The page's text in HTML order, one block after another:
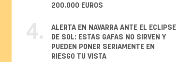
200.000 EUROS
4.
ALERTA EN NAVARRA ANTE EL ECLIPSE
DE SOL: ESTAS GAFAS NO SIRVEN Y
PUEDEN PONER SERIAMENTE EN
RIESGO TU VISTA